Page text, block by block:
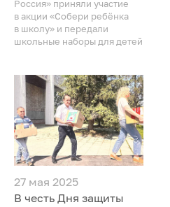
Россия» приняли участие
в акции «Собери ребёнка
в школу» и передали
школьные наборы для детей
27 мая 2025
В честь Дня защиты